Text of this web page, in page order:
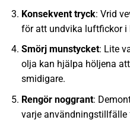
Konsekvent tryck: Vrid
för att undvika luftfickor i
Smörj munstycket: Lite
olja kan hjälpa höljena
smidigare.
Rengör noggrant:
varje